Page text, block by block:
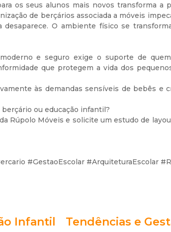
os seus alunos mais novos transforma a
de berçários associada a móveis
desaparece. O ambiente físico se
e seguro exige o suporte de
que protegem a vida dos
às demandas sensíveis de bebês e
ou educação infantil?
Rúpolo Móveis e solicite um estudo de
#GestaoEscolar #ArquiteturaEscolar
Infantil Tendências e